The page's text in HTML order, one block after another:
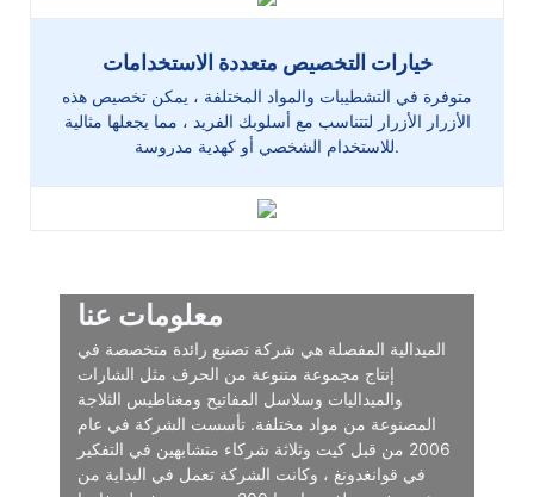
خيارات التخصيص متعددة الاستخدامات
متوفرة في التشطيبات والمواد المختلفة ، يمكن تخصيص هذه
الأزرار الأزرار لتتناسب مع أسلوبك الفريد ، مما يجعلها مثالية
للاستخدام الشخصي أو كهدية مدروسة.
معلومات عنا
الميدالية المفصلة هي شركة تصنيع رائدة متخصصة في
إنتاج مجموعة متنوعة من الحرف مثل الشارات
والميداليات وسلاسل المفاتيح ومغناطيس الثلاجة
المصنوعة من مواد مختلفة. تأسست الشركة في عام
2006 من قبل كيت وثلاثة شركاء متشابهين في التفكير
في قوانغدونغ ، وكانت الشركة تعمل في البداية من